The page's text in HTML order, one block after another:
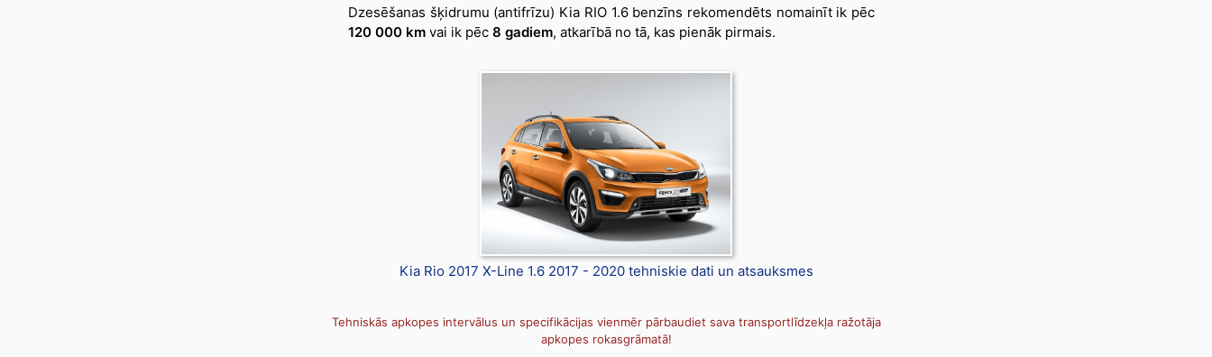
Dzesēšanas šķidrumu (antifrīzu) Kia RIO 1.6 benzīns rekomendēts nomainīt ik pēc
120 000 km vai ik pēc 8 gadiem, atkarībā no tā, kas pienāk pirmais.
Kia Rio 2017 X-Line 1.6 2017 - 2020 tehniskie dati un atsauksmes
Tehniskās apkopes intervālus un specifikācijas vienmēr pārbaudiet sava transportlīdzekļa ražotāja
apkopes rokasgrāmatā!